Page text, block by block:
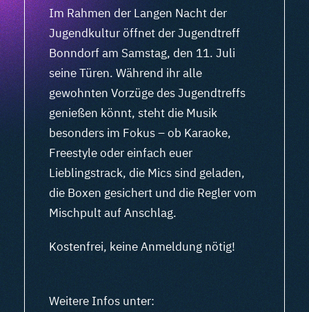
Im Rahmen der Langen Nacht der
Jugendkultur öffnet der Jugendtreff
Bonndorf am Samstag, den 11. Juli
seine Türen. Während ihr alle
gewohnten Vorzüge des Jugendtreffs
genießen könnt, steht die Musik
besonders im Fokus – ob Karaoke,
Freestyle oder einfach euer
Lieblingstrack, die Mics sind geladen,
die Boxen gesichert und die Regler vom
Mischpult auf Anschlag.
Kostenfrei, keine Anmeldung nötig!
Weitere Infos unter: